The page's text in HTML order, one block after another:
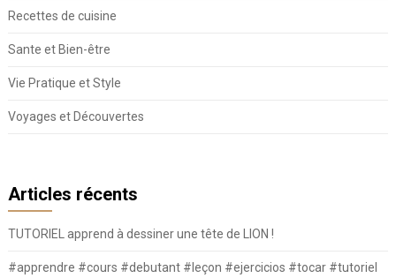
Recettes de cuisine
Sante et Bien-être
Vie Pratique et Style
Voyages et Découvertes
Articles récents
TUTORIEL apprend à dessiner une tête de LION !
#apprendre #cours #debutant #leçon #ejercicios #tocar #tutoriel